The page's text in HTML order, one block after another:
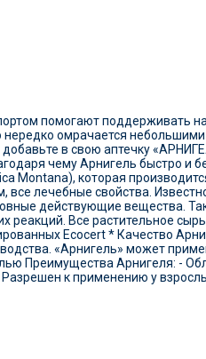
помогают поддерживать
нередко омрачается
в свою аптечку
чему Арнигель быстро и
Montana), которая
лечебные свойства.
действующие вещества.
реакций. Все растительное
Ecocert * Качество
«Арнигель» может
Преимущества Арнигеля: -
к применению у